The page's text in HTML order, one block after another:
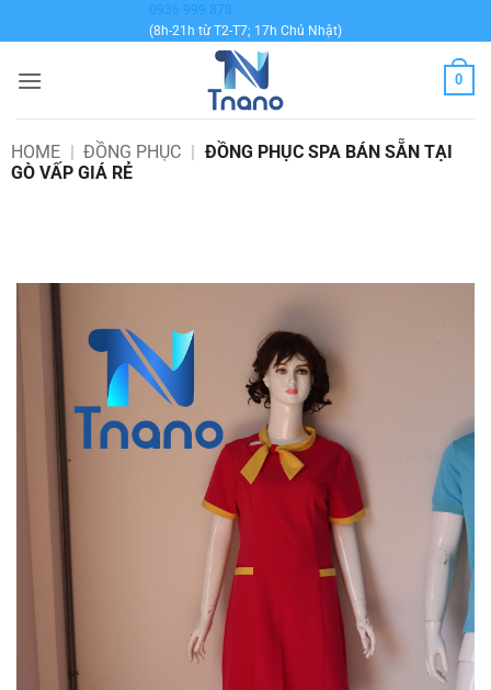
qua
dung
0936 999 878
(8h-21h từ T2-T7; 17h Chủ Nhật)
0
HOME | ĐỒNG PHỤC | ĐỒNG PHỤC SPA BÁN SẴN TẠI
GÒ VẤP GIÁ RẺ